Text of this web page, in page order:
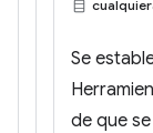
Se
de que